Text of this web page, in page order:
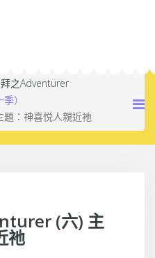
之Adventurer
）
題：神喜悦人親近祂
(六) 主
祂